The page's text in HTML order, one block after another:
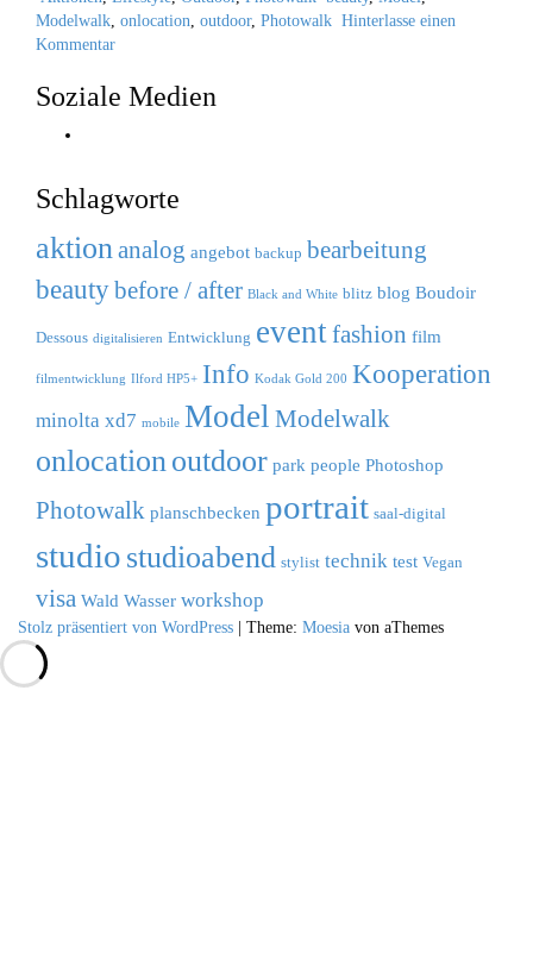
Modelwalk onlocation outdoor, Photowalk Hinterlasse einen
Kommentar
Soziale Medien
Schlagworte
aktion analog angebot backup bearbeitung
beautybefore / after Black and White blitz blog Boudoir
Dessous digitalisieren Entwicklung eventfashion film
filmentwicklung Ilford HP5+ Info Kodak Gold 200 Kooperation
minolta xd7 mobile Model Modelwalk
onlocation outdoor park people Photoshop
Photowalk planschbecken portrait saal-digital
studio studioabend stylist technik test Vegan
visa Wald Wasser workshop
Stolz präsentiert von WordPress Theme: Moesia von aThemes